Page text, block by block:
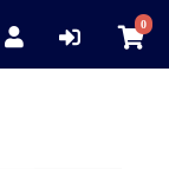
0